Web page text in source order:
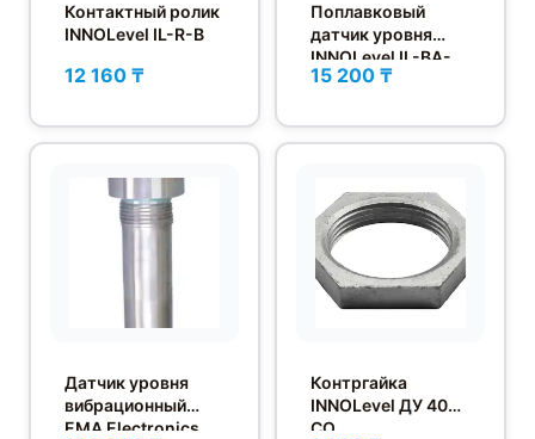
Контактный ролик
INNOLevel IL-R-B
12 160 ₸
Поплавковый
датчик уровня
INNOLevel IL-BA-
W-P-10
15 200 ₸
Датчик уровня
вибрационный
EMA Electronics
Контргайка
INNOLevel ДУ 40
CO